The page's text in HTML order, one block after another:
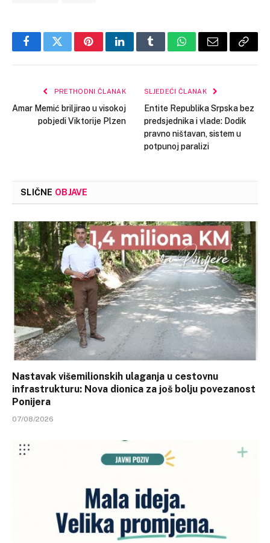
FacebookTwitterPinterestLinkedInTumblrWhatsApp
Email Copy
PRETHODNI ČLANAK
Amar Memić briljirao u visokoj
pobjedi Viktorije Plzen
SLJEDEĆI ČLANAK
Entite Republika Srpska bez
predsjednika i vlade: Dodik
pravno ništavan, sistem u
potpunoj paralizi
SLIČNE OBJAVE
Nastavak višemilionskih ulaganja u cestovnu
infrastrukturu: Nova dionica za još bolju povezanost
Ponijera
07/08/2026